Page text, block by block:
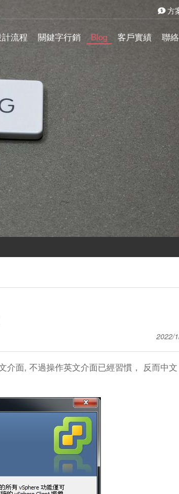
方
流程 關鍵字行銷 Blog 客戶實績 聯
2022/
介面, 不過操作英文介面已經習慣， 反而中文